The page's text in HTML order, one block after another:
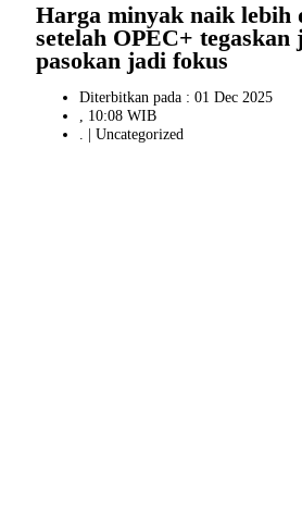
Harga minyak naik lebih
setelah OPEC+
pasokan jadi fokus
Diterbitkan pada : 01 Dec 2025
, 10:08 WIB
. | Uncategorized